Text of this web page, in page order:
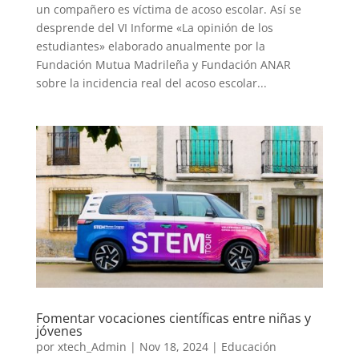
un compañero es víctima de acoso escolar. Así se
desprende del VI Informe «La opinión de los
estudiantes» elaborado anualmente por la
Fundación Mutua Madrileña y Fundación ANAR
sobre la incidencia real del acoso escolar...
Fomentar vocaciones científicas entre niñas y
jóvenes
por xtech_Admin | Nov 18, 2024| Educación